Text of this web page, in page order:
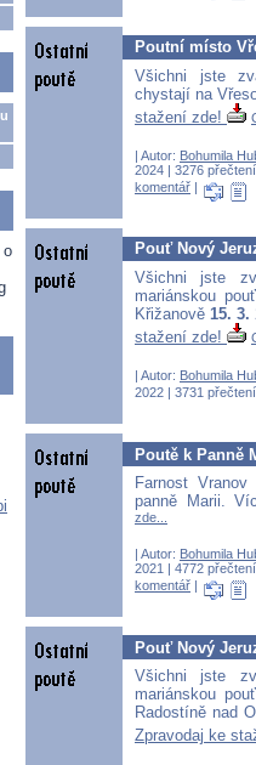
o
Poutní místo
Všichni jste
chystají na
stažení zde!
| Autor: Bohumila
2024 | 3276
komentář |
Pouť Nový
Všichni jste
mariánskou
Křižanově 15. 3.
stažení zde!
| Autor: Bohumila
2022 | 3731
Poutě k Panně
Farnost
panně Marii.
zde...
| Autor: Bohumila
2021 | 4772
komentář |
Pouť Nový
Všichni jste
mariánskou
Radostíně nad
Zpravodaj ke